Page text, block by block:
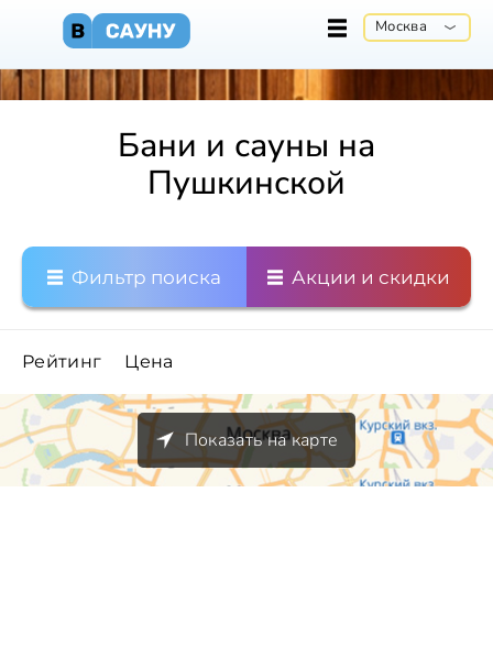
Москва
Бани и сауны на
Пушкинской
Фильтр поиска Акции и скидки
Рейтинг Цена
Показать на карте